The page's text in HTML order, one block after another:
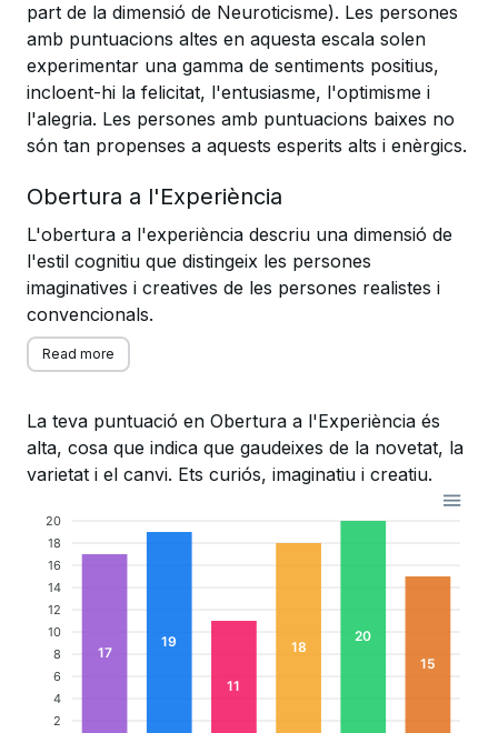
part de la dimensió de Neuroticisme). Les persones
amb puntuacions altes en aquesta escala solen
experimentar una gamma de sentiments positius,
incloent-hi la felicitat, l'entusiasme, l'optimisme i
l'alegria. Les persones amb puntuacions baixes no
són tan propenses a aquests esperits alts i enèrgics.
Obertura a l'Experiència
L'obertura a l'experiència descriu una dimensió de
l'estil cognitiu que distingeix les persones
imaginatives i creatives de les persones realistes i
convencionals.
Read more
La teva puntuació en Obertura a l'Experiència és
alta, cosa que indica que gaudeixes de la novetat, la
varietat i el canvi. Ets curiós, imaginatiu i creatiu.
20
18
16
14
12
10
8
6
4
2
17
19
11
18
20
15